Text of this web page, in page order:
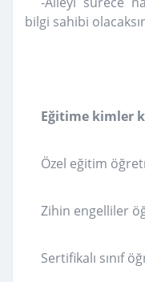
bilgi sahibi
Eğitime kimler
Özel eğitim
Zihin engelliler
Sertifikalı sınıf